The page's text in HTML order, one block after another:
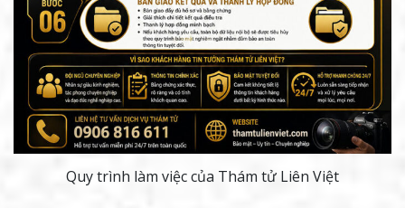
Quy trình làm việc của Thám tử Liên Việt